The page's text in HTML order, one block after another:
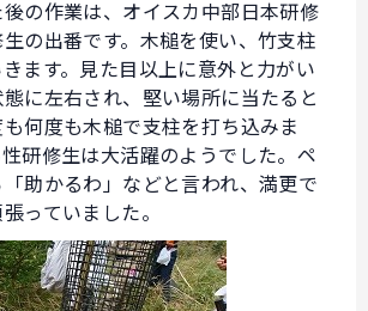
の作業は、オイスカ中部日本研修
の出番です。木槌を使い、竹支柱
ます。見た目以上に意外と力がい
に左右され、堅い場所に当たると
何度も木槌で支柱を打ち込みま
研修生は大活躍のようでした。ペ
助かるわ」などと言われ、満更で
っていました。